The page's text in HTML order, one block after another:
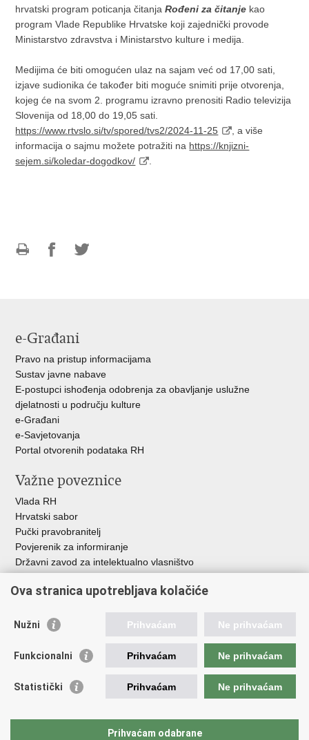
hrvatski program poticanja čitanjaRođeni za čitanje kao
program Vlade Republike Hrvatske koji zajednički provode
Ministarstvo zdravstva i Ministarstvo kulture i medija.
Medijima će biti omogućen ulaz na sajam već od 17,00 sati,
izjave sudionika će također biti moguće snimiti prije otvorenja,
kojeg će na svom 2. programu izravno prenositi Radio televizija
Slovenija od 18,00 do 19,05 sati.
https://www.rtvslo.si/tv/spored/tvs2/2024-11-25
, a više
informacija o sajmu možete potražiti na https://knjizni-
sejem.si/koledar-dogodkov/
e-Građani
Pravo na pristup informacijama
Sustav javne nabave
E-postupci ishođenja odobrenja za obavljanje uslužne
djelatnosti u području kulture
e-Građani
e-Savjetovanja
Portal otvorenih podataka RH
Važne poveznice
Vlada RH
Hrvatski sabor
Pučki pravobranitelj
Povjerenik za informiranje
Državni zavod za intelektualno vlasništvo
HAKOM
Ostale poveznice
Hrvatski audiovizualni centar
Creative Europe
EU National Institutes for Culture
Međunarodni centar za podvodnu arheologiju u Zadru (MCPA)
Ova stranica upotrebljava kolačiće
Nužni Prihvaćam Ne prihvaćam
Funkcionalni Prihvaćam Ne prihvaćam
Statistički Prihvaćam Ne prihvaćam
Prihvaćam odabrane